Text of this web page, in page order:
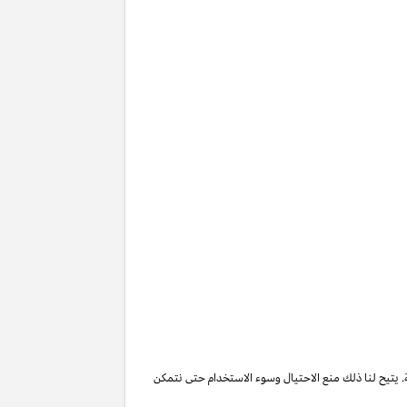
يتيح لنا ذلك منع الاحتيال وسوء الاستخدام حتى نتمكن